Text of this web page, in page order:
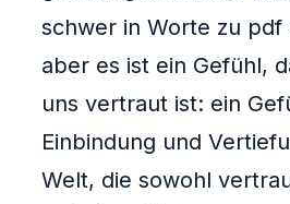
schwer in Worte zu pdf
aber es ist ein Gefühl,
uns vertraut ist: ein
Einbindung und
Welt, die sowohl